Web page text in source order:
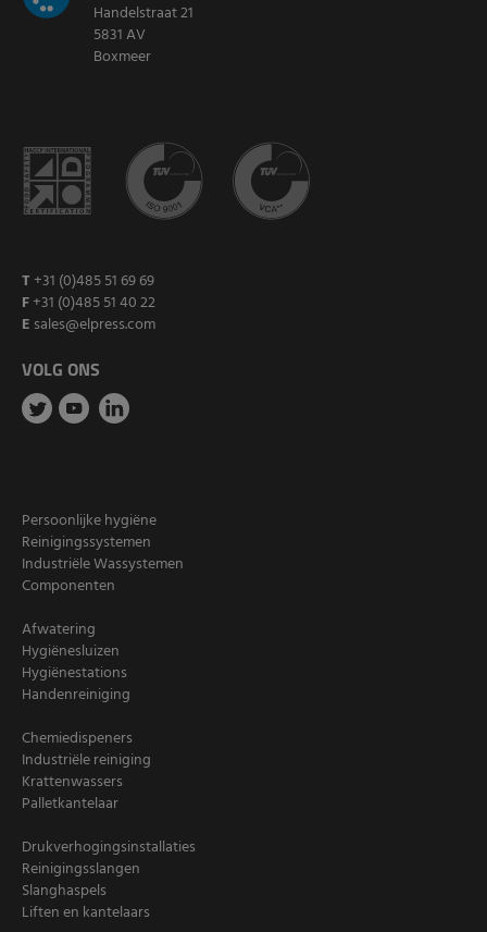
Handelstraat 21
5831 AV
Boxmeer
T +31 (0)485 51 69 69
F+31 (0)485 51 40 22
E sales@elpress.com
VOLG ONS
Persoonlijke hygiëne
Reinigingssystemen
Industriële Wassystemen
Componenten
Afwatering
Hygiënesluizen
Hygiënestations
Handenreiniging
Chemiedispeners
Industriële reiniging
Krattenwassers
Palletkantelaar
Drukverhogingsinstallaties
Reinigingsslangen
Slanghaspels
Liften en kantelaars